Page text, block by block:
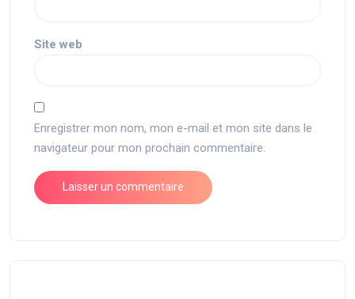
Site web
Enregistrer mon nom, mon e-mail et mon site dans le
navigateur pour mon prochain commentaire.